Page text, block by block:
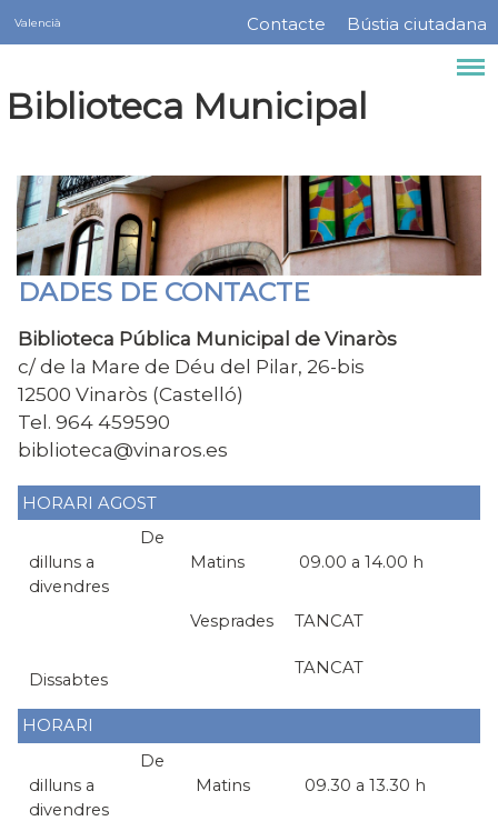
Vés
al
Valencià
Menú
superior
Contacte Bústia ciutadana
Biblioteca Municipal
DADES DE CONTACTE
Biblioteca Pública Municipal de Vinaròs
c/ de la Mare de Déu del Pilar, 26-bis
12500 Vinaròs (Castelló)
Tel. 964 459590
biblioteca@vinaros.es
HORARI AGOST
De
dilluns a
divendres
Matins 09.00 a 14.00 h
Vesprades TANCAT
Dissabtes
TANCAT
HORARI
De
dilluns a
divendres
Matins 09.30 a 13.30 h